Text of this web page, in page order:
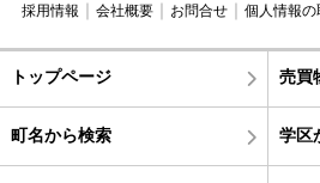
採用情報
会社概要 お問合せ 個人情報の
トップページ 売買
町名から検索 学区